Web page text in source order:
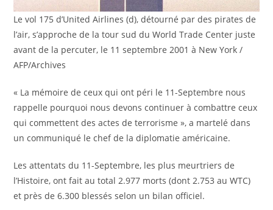
Le vol 175 d’United Airlines (d), détourné par des pirates de
l’air, s’approche de la tour sud du World Trade Center juste
avant de la percuter, le 11 septembre 2001 à New York /
AFP/Archives
« La mémoire de ceux qui ont péri le 11-Septembre nous
rappelle pourquoi nous devons continuer à combattre ceux
qui commettent des actes de terrorisme », a martelé dans
un communiqué le chef de la diplomatie américaine.
Les attentats du 11-Septembre, les plus meurtriers de
l’Histoire, ont fait au total 2.977 morts (dont 2.753 au WTC)
et près de 6.300 blessés selon un bilan officiel.